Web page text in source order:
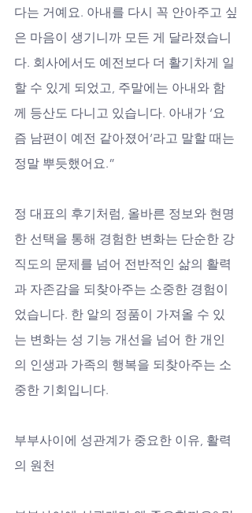
다는 거예요. 아내를 다시 꼭 안아주고 싶
은 마음이 생기니까 모든 게 달라졌습니
다. 회사에서도 예전보다 더 활기차게 일
할 수 있게 되었고, 주말에는 아내와 함
께 등산도 다니고 있습니다. 아내가 ‘요
즘 남편이 예전 같아졌어’라고 말할 때는
정말 뿌듯했어요.”
정 대표의 후기처럼, 올바른 정보와 현명
한 선택을 통해 경험한 변화는 단순한 강
직도의 문제를 넘어 전반적인 삶의 활력
과 자존감을 되찾아주는 소중한 경험이
었습니다. 한 알의 정품이 가져올 수 있
는 변화는 성 기능 개선을 넘어 한 개인
의 인생과 가족의 행복을 되찾아주는 소
중한 기회입니다.
부부사이에 성관계가 중요한 이유, 활력
의 원천